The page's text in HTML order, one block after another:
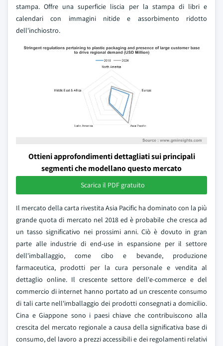
stampa. Offre una superficie liscia per la stampa di libri e
calendari con immagini nitide e assorbimento ridotto
dell'inchiostro.
Ottieni approfondimenti dettagliati sui principali
segmenti che modellano questo mercato
Scarica il PDF gratuito
Il mercato della carta rivestita Asia Pacific ha dominato con la più
grande quota di mercato nel 2018 ed è probabile che cresca ad
un tasso significativo nei prossimi anni. Ciò è dovuto in gran
parte alle industrie di end-use in espansione per il settore
dell'imballaggio, come cibo e bevande, produzione
farmaceutica, prodotti per la cura personale e vendita al
dettaglio online. Il crescente settore dell'e-commerce e del
commercio di internet hanno portato ad un crescente consumo
di tali carte nell'imballaggio dei prodotti consegnati a domicilio.
Cina e Giappone sono i paesi chiave che contribuiscono alla
crescita del mercato regionale a causa della significativa base di
consumo, del lavoro a prezzi accessibili e dei regolamenti relativi